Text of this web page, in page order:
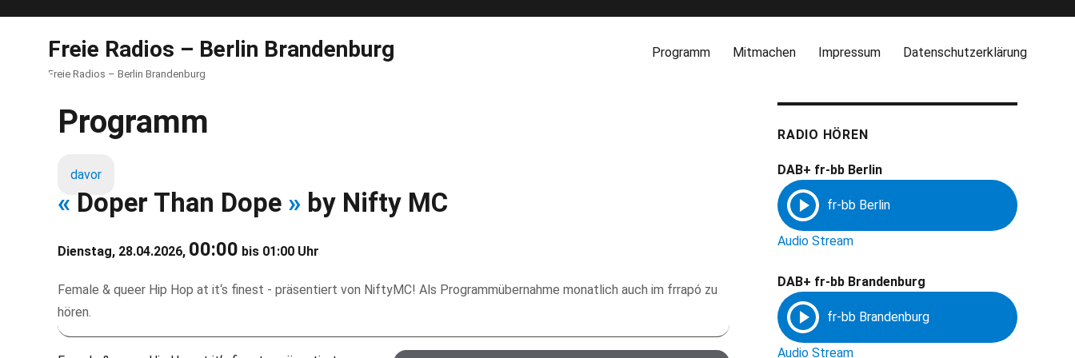
Freie Radios – Berlin Brandenburg
Freie Radios – Berlin Brandenburg
Programm Mitmachen Impressum Datenschutzerklärung
Programm
davor
« Doper Than Dope » by Nifty MC
Dienstag, 28.04.2026, 00:00 bis 01:00 Uhr
Female & queer Hip Hop at it‘s finest - präsentiert von NiftyMC! Als Programmübernahme monatlich auch im frrapó zu
hören.
RADIO HÖREN
DAB+ fr-bb Berlin
Audio Stream
DAB+ fr-bb Brandenburg
Audio Stream